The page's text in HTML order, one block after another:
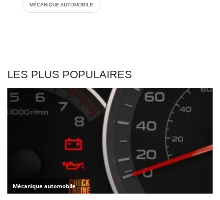
MÉCANIQUE AUTOMOBILE
LES PLUS POPULAIRES